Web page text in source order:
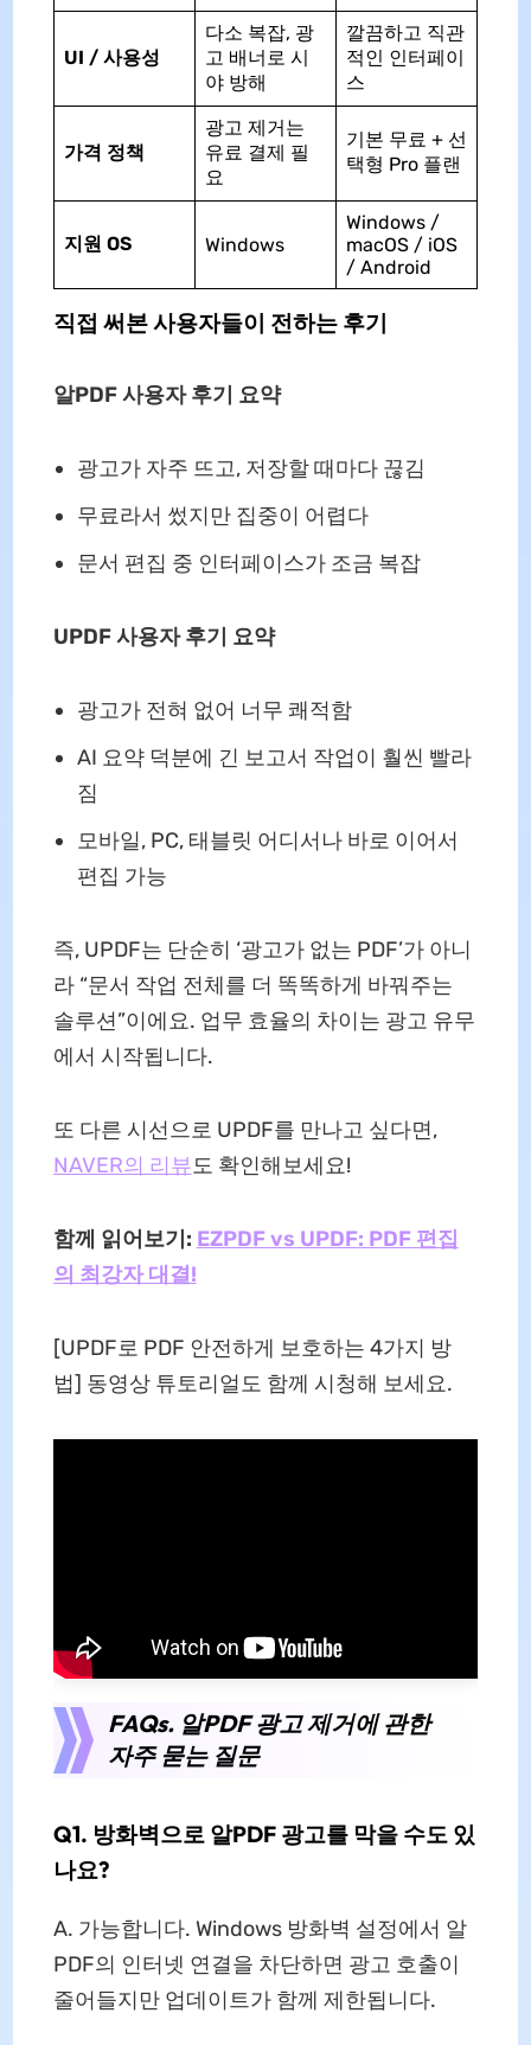
UI / 사용성
다소 복잡, 광
고 배너로 시
야 방해
깔끔하고 직관
적인 인터페이
스
가격 정책
광고 제거는
유료 결제 필
요
기본 무료 + 선
택형 Pro 플랜
지원 OS Windows
Windows /
macOS / iOS
/ Android
직접 써본 사용자들이 전하는 후기
알PDF 사용자 후기 요약
광고가 자주 뜨고, 저장할 때마다 끊김
무료라서 썼지만 집중이 어렵다
문서 편집 중 인터페이스가 조금 복잡
UPDF 사용자 후기 요약
광고가 전혀 없어 너무 쾌적함
AI 요약 덕분에 긴 보고서 작업이 훨씬 빨라
짐
모바일, PC, 태블릿 어디서나 바로 이어서
편집 가능
즉, UPDF는 단순히 ‘광고가 없는 PDF’가 아니
라 “문서 작업 전체를 더 똑똑하게 바꿔주는
솔루션”이에요. 업무 효율의 차이는 광고 유무
에서 시작됩니다.
또 다른 시선으로 UPDF를 만나고 싶다면,
NAVER의 리뷰도 확인해보세요!
함께 읽어보기: EZPDF vs UPDF: PDF 편집
의 최강자 대결!
[UPDF로 PDF 안전하게 보호하는 4가지 방
법] 동영상 튜토리얼도 함께 시청해 보세요.
FAQs. 알PDF 광고 제거에 관한
자주 묻는 질문
Q1. 방화벽으로 알PDF 광고를 막을 수도 있
나요?
A. 가능합니다. Windows 방화벽 설정에서 알
PDF의 인터넷 연결을 차단하면 광고 호출이
줄어들지만 업데이트가 함께 제한됩니다.